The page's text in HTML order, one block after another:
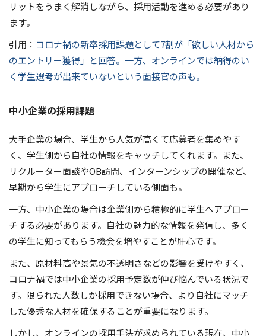
リットをうまく解消しながら、採用活動を進める必要があり
ます。
引用： コロナ禍の新卒採用課題として7割が「欲しい人材から
のエントリー獲得」と回答。一方、オンラインでは納得のい
く学生選考が出来ていないという面接官の声も。
中小企業の採用課題
大手企業の場合、学生から人気が高くて応募者を集めやす
く、学生側から自社の情報をキャッチしてくれます。また、
リクルーター面談やOB訪問、インターンシップの開催など、
早期から学生にアプローチしている側面も。
一方、中小企業の場合は企業側から積極的に学生へアプロー
チする必要があります。自社の魅力的な情報を発信し、多く
の学生に知ってもらう機会を増やすことが肝心です。
また、原材料高や景気の不透明さなどの影響を受けやすく、
コロナ禍では中小企業の採用予定数が伸び悩んでいる状況で
す。限られた人数しか採用できない場合、より自社にマッチ
した優秀な人材を確保することが重要になります。
しかし、オンラインの採用手法が求められている現在、中小